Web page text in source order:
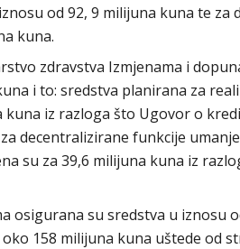
od 92, 9 milijuna kuna te za
kuna.
zdravstva Izmjenama i
i to: sredstva planirana za
kuna iz razloga što Ugovor o
decentralizirane funkcije
su za 39,6 milijuna kuna iz
osigurana su sredstva u iznosu
158 milijuna kuna uštede od